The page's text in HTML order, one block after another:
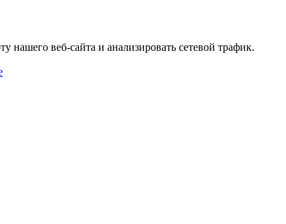
веб-сайта и анализировать сетевой трафик.